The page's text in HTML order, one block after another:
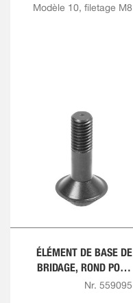
Modèle 10, filetage M8
ÉLÉMENT DE BASE DE
BRIDAGE, ROND POUR
PLAQUE RAINURÉE EN
Nr. 559095